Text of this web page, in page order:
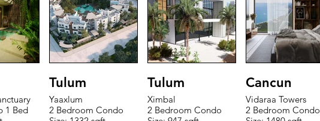
1 Bed
Tulum
Yaaxlum
2 Bedroom Condo
Tulum
Ximbal
2 Bedroom Condo
Cancun
Vidaraa Towers
2 Bedroom Condo